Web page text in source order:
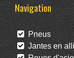
Navigation
Pneus
Jantes en